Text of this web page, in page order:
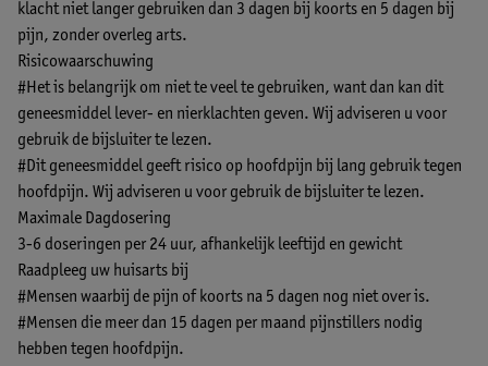
klacht niet langer gebruiken dan 3 dagen bij koorts en 5 dagen bij
pijn, zonder overleg arts.
Risicowaarschuwing
#Het is belangrijk om niet te veel te gebruiken, want dan kan dit
geneesmiddel lever- en nierklachten geven. Wij adviseren u voor
gebruik de bijsluiter te lezen.
#Dit geneesmiddel geeft risico op hoofdpijn bij lang gebruik tegen
hoofdpijn. Wij adviseren u voor gebruik de bijsluiter te lezen.
Maximale Dagdosering
3-6 doseringen per 24 uur, afhankelijk leeftijd en gewicht
Raadpleeg uw huisarts bij
#Mensen waarbij de pijn of koorts na 5 dagen nog niet over is.
#Mensen die meer dan 15 dagen per maand pijnstillers nodig
hebben tegen hoofdpijn.